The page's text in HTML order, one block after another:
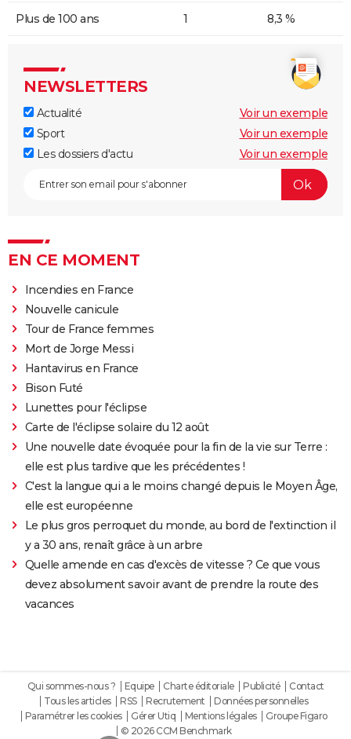
Plus de 100 ans 1 8,3 %
NEWSLETTERS
Actualité
Voir un exemple
Sport
Voir un exemple
Les dossiers d'actu
Voir un exemple
EN CE MOMENT
Incendies en France
Nouvelle canicule
Tour de France femmes
Mort de Jorge Messi
Hantavirus en France
Bison Futé
Lunettes pour l'éclipse
Carte de l'éclipse solaire du 12 août
Une nouvelle date évoquée pour la fin de la vie sur Terre :
elle est plus tardive que les précédentes !
C'est la langue qui a le moins changé depuis le Moyen Âge,
elle est européenne
Le plus gros perroquet du monde, au bord de l'extinction il
y a 30 ans, renaît grâce à un arbre
Quelle amende en cas d'excès de vitesse ? Ce que vous
devez absolument savoir avant de prendre la route des
vacances
Qui sommes-nous ? Equipe Charte éditoriale Publicité
Contact
Tous les articles
RSS Recrutement
Données personnelles
Paramétrer les cookies
Gérer Utiq Mentions légales
Groupe Figaro
© 2026 CCM Benchmark